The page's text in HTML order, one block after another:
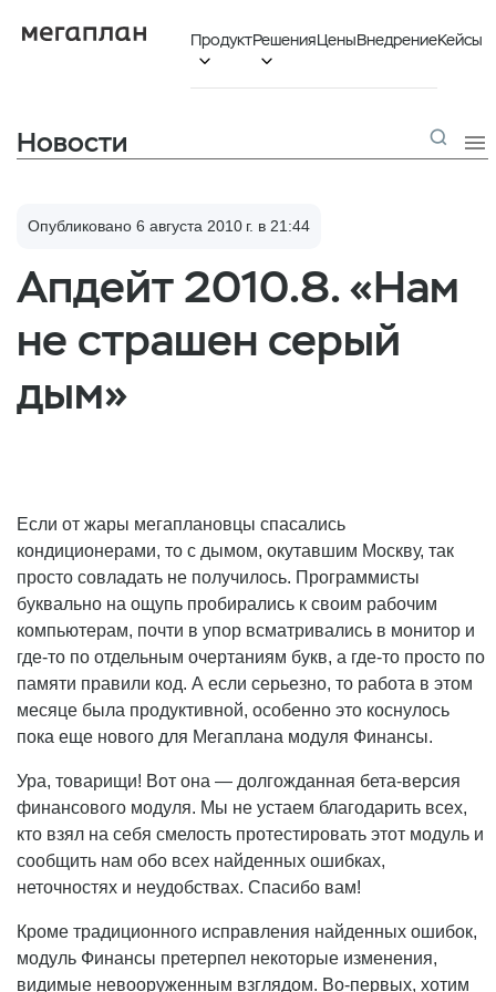
Продукт

Решения

ЦеныВнедрениеКейсы
Новости 
Опубликовано 6 августа 2010 г. в 21:44
Апдейт 2010.8. «Нам
не страшен серый
дым»
Если от жары мегаплановцы спасались
кондиционерами, то с дымом, окутавшим Москву, так
просто совладать не получилось. Программисты
буквально на ощупь пробирались к своим рабочим
компьютерам, почти в упор всматривались в монитор и
где-то по отдельным очертаниям букв, а где-то просто по
памяти правили код. А если серьезно, то работа в этом
месяце была продуктивной, особенно это коснулось
пока еще нового для Мегаплана модуля Финансы.
Ура, товарищи! Вот она — долгожданная бета-версия
финансового модуля. Мы не устаем благодарить всех,
кто взял на себя смелость протестировать этот модуль и
сообщить нам обо всех найденных ошибках,
неточностях и неудобствах. Спасибо вам!
Кроме традиционного исправления найденных ошибок,
модуль Финансы претерпел некоторые изменения,
видимые невооруженным взглядом. Во-первых, хотим